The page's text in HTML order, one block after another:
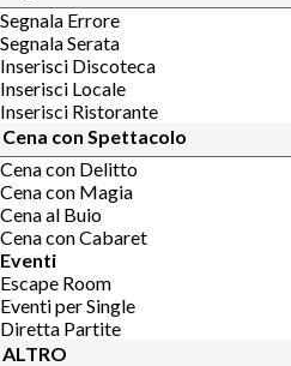
Segnala Errore
Segnala Serata
Inserisci Discoteca
Inserisci Locale
Inserisci Ristorante
Cena con Spettacolo
Cena con Delitto
Cena con Magia
Cena al Buio
Cena con Cabaret
Eventi
Escape Room
Eventi per Single
Diretta Partite
ALTRO